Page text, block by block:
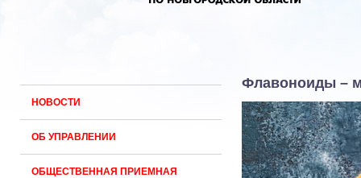
НОВОСТИ
ОБ УПРАВЛЕНИИ
ОБЩЕСТВЕННАЯ ПРИЕМНАЯ
Флавоноиды –